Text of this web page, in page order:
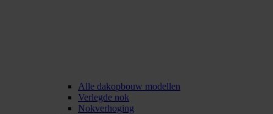
Alle dakopbouw modellen
Verlegde nok
Nokverhoging